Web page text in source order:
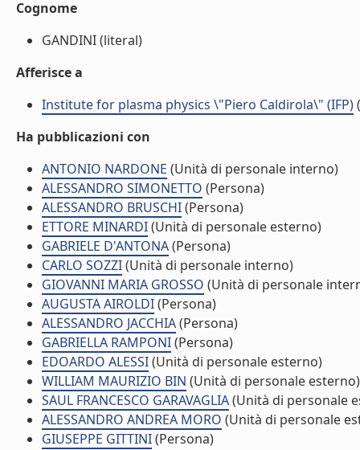
Cognome
GANDINI (literal)
Afferisce a
Institute for plasma physics \"Piero Caldirola\" (IFP)
Ha pubblicazioni con
ANTONIO NARDONE (Unità di personale interno)
ALESSANDRO SIMONETTO (Persona)
ALESSANDRO BRUSCHI(Persona)
ETTORE MINARDI(Unità di personale esterno)
GABRIELE D'ANTONA(Persona)
CARLO SOZZI(Unità di personale interno)
GIOVANNI MARIA GROSSO (Unità di personale
AUGUSTA AIROLDI(Persona)
ALESSANDRO JACCHIA(Persona)
GABRIELLA RAMPONI(Persona)
EDOARDO ALESSI(Unità di personale esterno)
WILLIAM MAURIZIO BIN (Unità di personale esterno)
SAUL FRANCESCO GARAVAGLIA(Unità di personale
ALESSANDRO ANDREA MORO (Unità di personale
GIUSEPPE GITTINI(Persona)